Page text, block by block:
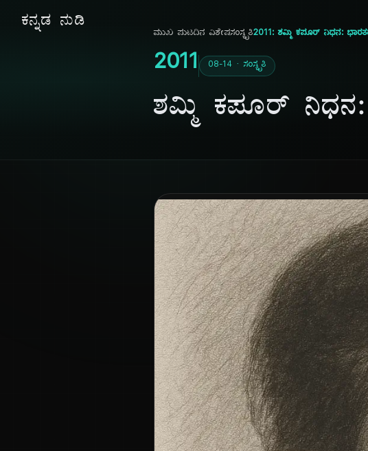
ಕನ್ನಡ ನುಡಿ
ಮುಖ ಪುಟದಿನ ವಿಶೇಷಸಂಸ್ಕೃತಿ2011: ಶಮ್ಮಿ ಕಪೂರ್ ನಿಧನ:
2011 08-14 · ಸಂಸ್ಕೃತಿ
ಶಮ್ಮಿ ಕಪೂರ್ ನಿಧನ: